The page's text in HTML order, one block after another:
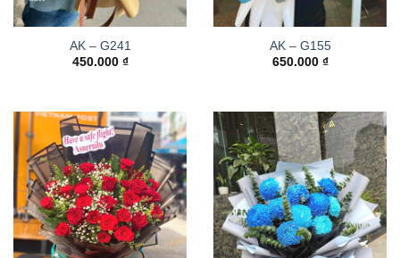
AK – G241
450.000 ₫
AK – G155
650.000 ₫